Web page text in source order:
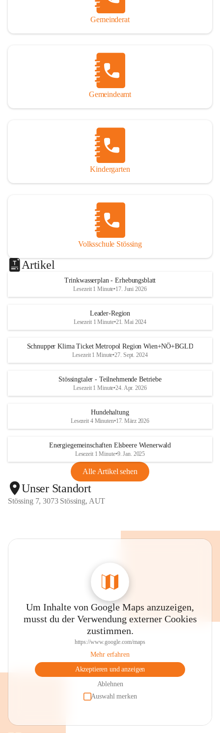
Gemeinderat
Gemeindeamt
Kindergarten
Volksschule Stössing
Artikel
Trinkwasserplan - Erhebungsblatt
Lesezeit 1 Minute•17. Juni 2026
Leader-Region
Lesezeit 1 Minute•21. Mai 2024
Schnupper Klima Ticket Metropol Region Wien+NÖ+BGLD
Lesezeit 1 Minute•27. Sept. 2024
Stössingtaler - Teilnehmende Betriebe
Lesezeit 1 Minute•24. Apr. 2026
Hundehaltung
Lesezeit 4 Minuten•17. März 2026
Energiegemeinschaften Elsbeere Wienerwald
Lesezeit 1 Minute•9. Jan. 2025
Alle Artikel sehen
Unser Standort
Stössing 7, 3073 Stössing, AUT
Um Inhalte von Google Maps anzuzeigen,
musst du der Verwendung externer Cookies
zustimmen.
https://www.google.com/maps
Mehr erfahren
Akzeptieren und anzeigen
Ablehnen
Auswahl merken